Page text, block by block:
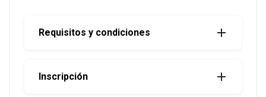
Requisitos y condiciones
Inscripción